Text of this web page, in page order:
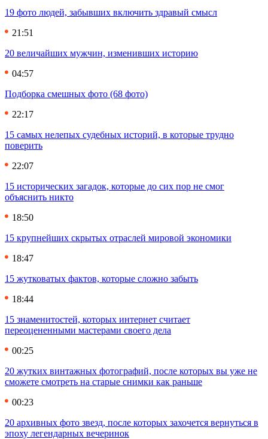
19 фото людей, забывших включить здравый смысл
21:51
20 величайших мужчин, изменивших историю
04:57
Подборка смешных фото (68 фото)
22:17
15 самых нелепых судебных историй, в которые трудно
поверить
22:07
15 исторических загадок, которые до сих пор не смог
объяснить никто
18:50
15 крупнейших скрытых отраслей мировой экономики
18:47
15 жутковатых фактов, которые сложно забыть
18:44
15 знаменитостей, которых интернет считает
переоцененными мастерами своего дела
00:25
20 жутких винтажных фотографий, после которых вы уже не
сможете смотреть на старые снимки как раньше
00:23
20 архивных фото звезд, после которых захочется вернуться в
эпоху легендарных вечеринок